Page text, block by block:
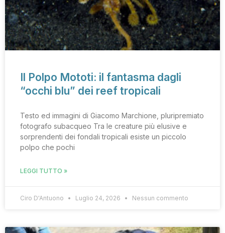
Il Polpo Mototi: il fantasma dagli
“occhi blu” dei reef tropicali
Testo ed immagini di Giacomo Marchione, pluripremiato
fotografo subacqueo Tra le creature più elusive e
sorprendenti dei fondali tropicali esiste un piccolo
polpo che pochi
LEGGI TUTTO »
Ciro D'Antuono Luglio 24, 2026 Nessun commento